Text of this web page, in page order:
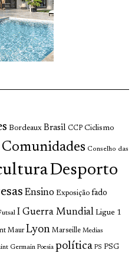
Bordeaux Brasil CCP Ciclismo
Comunidades Conselho das
Desporto
Ensino Exposição fado
I Guerra Mundial Ligue 1
Maur Lyon Marseille Medias
Germain Poesia política PS PSG